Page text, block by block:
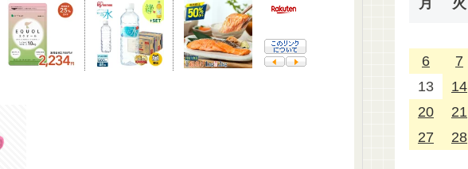
月 火
6
7
13
14
20
21
27
28